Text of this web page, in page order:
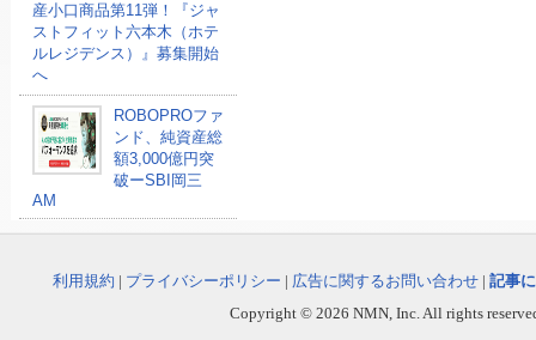
産小口商品第11弾！『ジャ
ストフィット六本木（ホテ
ルレジデンス）』募集開始
へ
ROBOPROファ
ンド、純資産総
額3,000億円突
破ーSBI岡三
AM
利用規約 | プライバシーポリシー | 広告に関するお問い合わせ | 記事
Copyright © 2026 NMN, Inc. All rights